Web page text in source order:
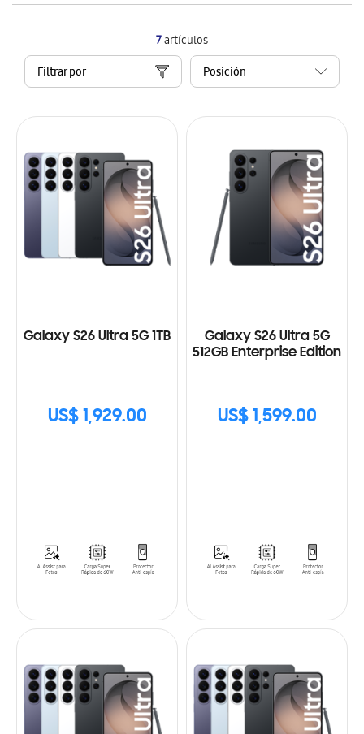
7artículos
Filtrar por
Galaxy S26 Ultra 5G 1TB
US$ 1,929.00
Galaxy S26 Ultra 5G
512GB Enterprise Edition
US$ 1,599.00